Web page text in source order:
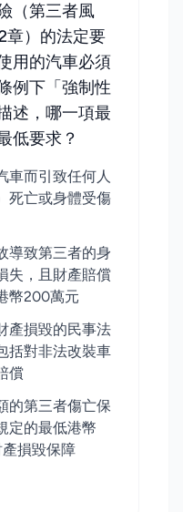
（第三者風
章）的法定要
用的汽車必須
例下「強制性
述，哪一項最
低要求？
車而引致任何人
死亡或身體受傷
導致第三者的身
失，且財產賠償
幣200萬元
產損毀的民事法
括對非法改裝車
償
的第三者傷亡保
定的最低港幣
損毀保障